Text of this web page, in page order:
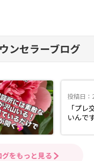
ンセラーブログ
投稿日
「プ
いんです
グをもっと見る